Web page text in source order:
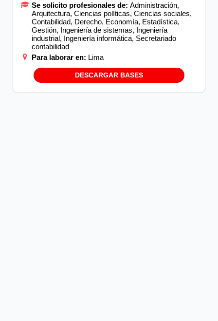
Se solicito profesionales de: Administración,
Arquitectura, Ciencias políticas, Ciencias sociales,
Contabilidad, Derecho, Economía, Estadística,
Gestión, Ingeniería de sistemas, Ingeniería
industrial, Ingeniería informática, Secretariado
contabilidad
Para laborar en: Lima
DESCARGAR BASES